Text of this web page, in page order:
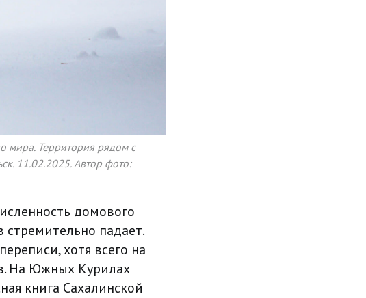
мира. Территория рядом с
11.02.2025. Автор фото:
домового
стремительно падает.
хотя всего на
На Южных Курилах
книга Сахалинской